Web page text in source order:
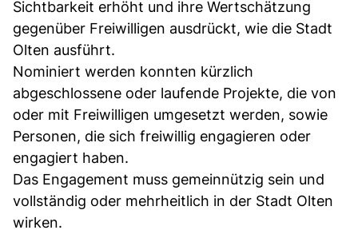
Sichtbarkeit erhöht und ihre Wertschätzung
gegenüber Freiwilligen ausdrückt, wie die Stadt
Olten ausführt.
Nominiert werden konnten kürzlich
abgeschlossene oder laufende Projekte, die von
oder mit Freiwilligen umgesetzt werden, sowie
Personen, die sich freiwillig engagieren oder
engagiert haben.
Das Engagement muss gemeinnützig sein und
vollständig oder mehrheitlich in der Stadt Olten
wirken.